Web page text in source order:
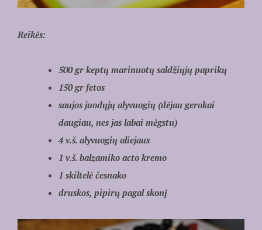
Reikės:
500 gr keptų marinuotų saldžiųjų paprikų
150 gr fetos
saujos juodųjų alyvuogių (dėjau gerokai
daugiau, nes jas labai mėgstu)
4 v.š. alyvuogių aliejaus
1 v.š. balzamiko acto kremo
1 skiltelė česnako
druskos, pipirų pagal skonį